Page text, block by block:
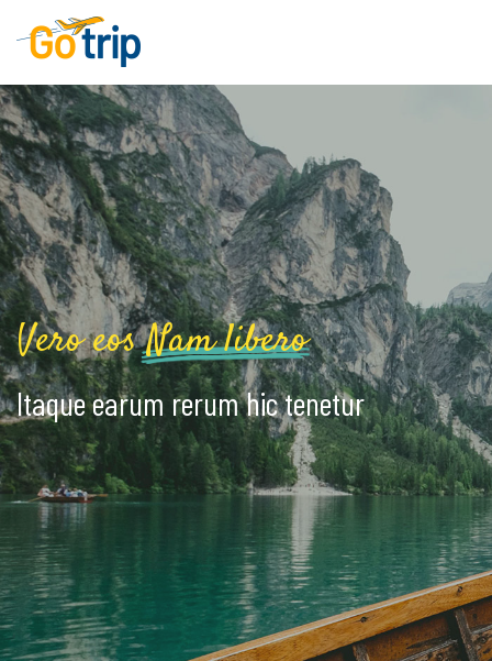
Vero eosNam libero
Itaque earum rerum hic tenetur